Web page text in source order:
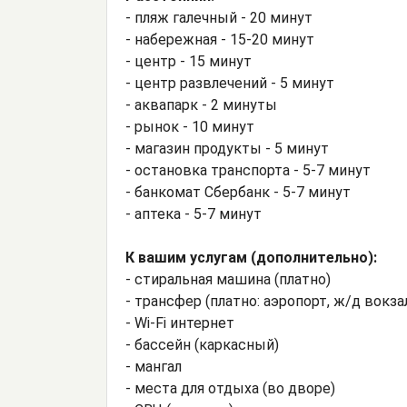
- пляж галечный - 20 минут
- набережная - 15-20 минут
- центр - 15 минут
- центр развлечений - 5 минут
- аквапарк - 2 минуты
- рынок - 10 минут
- магазин продукты - 5 минут
- остановка транспорта - 5-7 минут
- банкомат Сбербанк - 5-7 минут
- аптека - 5-7 минут
К вашим услугам (дополнительно):
- стиральная машина (платно)
- трансфер (платно: аэропорт, ж/д
- Wi-Fi интернет
- бассейн (каркасный)
- мангал
- места для отдыха (во дворе)